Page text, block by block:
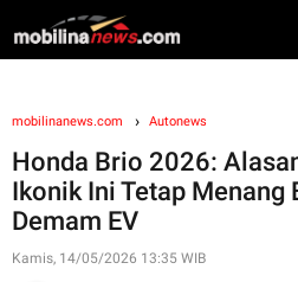
mobilinanews.com Autonews
Honda Brio 2026:
Ikonik Ini Tetap Menang
Demam EV
Kamis, 14/05/2026 13:35 WIB